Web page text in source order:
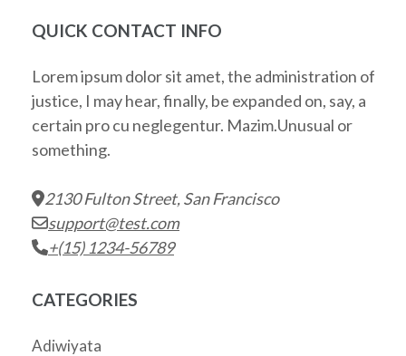
QUICK CONTACT INFO
Lorem ipsum dolor sit amet, the administration of
justice, I may hear, finally, be expanded on, say, a
certain pro cu neglegentur. Mazim.Unusual or
something.
2130 Fulton Street, San Francisco
support@test.com
+(15) 1234-56789
CATEGORIES
Adiwiyata